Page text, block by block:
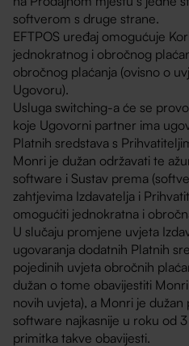
softverom s druge strane.
EFTPOS uređaj omogućuje
jednokratnog i obročnog
obročnog plaćanja (ovisno o
Ugovoru).
Usluga switching-a će se
koje Ugovorni partner ima
Platnih sredstava s
Monri je dužan održavati te
software i Sustav prema
zahtjevima Izdavatelja i
omogućiti jednokratna i
U slučaju promjene uvjeta
ugovaranja dodatnih Platnih
pojedinih uvjeta obročnih
dužan o tome obavijestiti
novih uvjeta), a Monri je
software najkasnije u roku od
primitka takve obavijesti.